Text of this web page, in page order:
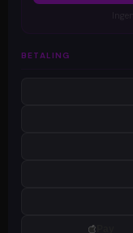
BETALING